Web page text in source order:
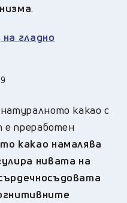
.
гладно
какао с
е преработен
какао намалява
нивата на